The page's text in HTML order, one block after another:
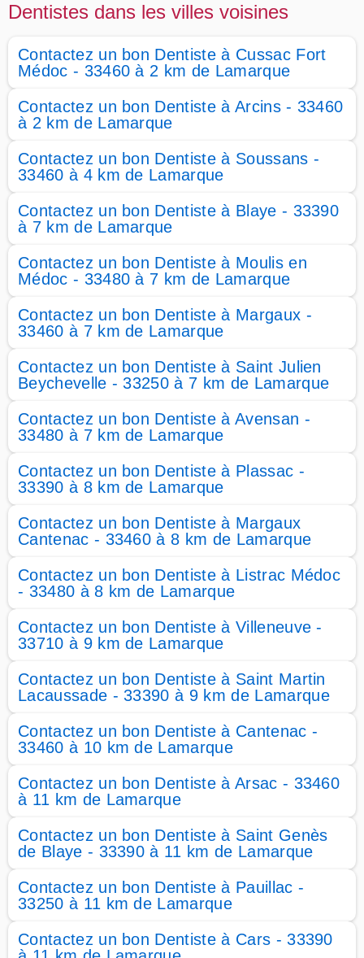
Dentistes dans les villes voisines
Contactez un bon Dentiste à Cussac Fort
Médoc - 33460 à 2 km de Lamarque
Contactez un bon Dentiste à Arcins - 33460
à 2 km de Lamarque
Contactez un bon Dentiste à Soussans -
33460 à 4 km de Lamarque
Contactez un bon Dentiste à Blaye - 33390
à 7 km de Lamarque
Contactez un bon Dentiste à Moulis en
Médoc - 33480 à 7 km de Lamarque
Contactez un bon Dentiste à Margaux -
33460 à 7 km de Lamarque
Contactez un bon Dentiste à Saint Julien
Beychevelle - 33250 à 7 km de Lamarque
Contactez un bon Dentiste à Avensan -
33480 à 7 km de Lamarque
Contactez un bon Dentiste à Plassac -
33390 à 8 km de Lamarque
Contactez un bon Dentiste à Margaux
Cantenac - 33460 à 8 km de Lamarque
Contactez un bon Dentiste à Listrac Médoc
- 33480 à 8 km de Lamarque
Contactez un bon Dentiste à Villeneuve -
33710 à 9 km de Lamarque
Contactez un bon Dentiste à Saint Martin
Lacaussade - 33390 à 9 km de Lamarque
Contactez un bon Dentiste à Cantenac -
33460 à 10 km de Lamarque
Contactez un bon Dentiste à Arsac - 33460
à 11 km de Lamarque
Contactez un bon Dentiste à Saint Genès
de Blaye - 33390 à 11 km de Lamarque
Contactez un bon Dentiste à Pauillac -
33250 à 11 km de Lamarque
Contactez un bon Dentiste à Cars - 33390